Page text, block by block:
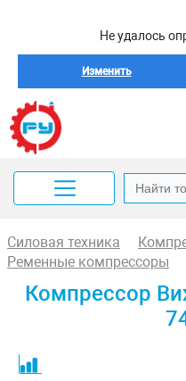
Не удалось
Изменить
Силовая техника
Ременные компрессоры
Компрессор